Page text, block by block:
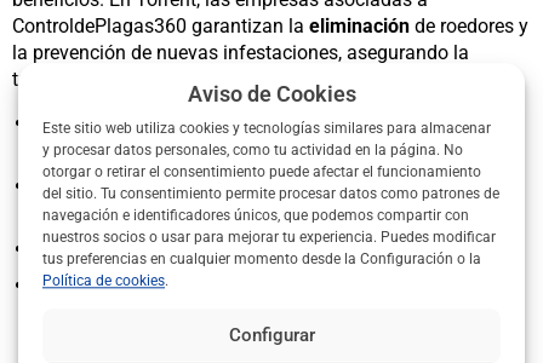
Aviso de Cookies
Este sitio web utiliza cookies y tecnologías similares para almacenar
y procesar datos personales, como tu actividad en la página. No
otorgar o retirar el consentimiento puede afectar el funcionamiento
del sitio. Tu consentimiento permite procesar datos como patrones de
navegación e identificadores únicos, que podemos compartir con
nuestros socios o usar para mejorar tu experiencia. Puedes modificar
tus preferencias en cualquier momento desde la Configuración o la
Política de cookies.
Configurar
ControldePlagas360 garantizan la eliminación de roedores y
la prevención de nuevas infestaciones, asegurando la
tranquilidad de tu hogar o negocio.
Seguridad: Métodos respetuosos con el medio ambiente
y las personas.
Ahorro: Evita daños costosos en estructuras o
mercancías.
Tranquilidad: Espacios libres deplagaspara tu confort.
Normativas: Certificados para negocios que requieren